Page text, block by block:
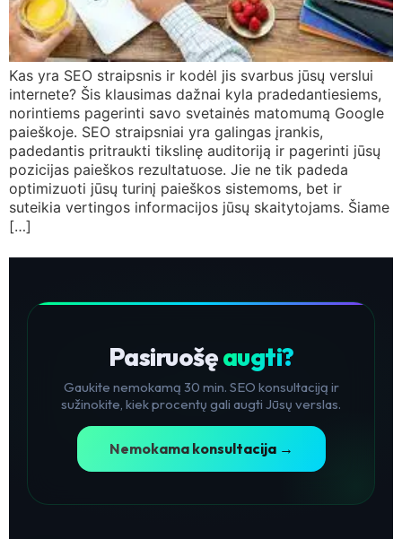
Kas yra SEO straipsnis ir kodėl jis svarbus jūsų verslui
internete? Šis klausimas dažnai kyla pradedantiesiems,
norintiems pagerinti savo svetainės matomumą Google
paieškoje. SEO straipsniai yra galingas įrankis,
padedantis pritraukti tikslinę auditoriją ir pagerinti jūsų
pozicijas paieškos rezultatuose. Jie ne tik padeda
optimizuoti jūsų turinį paieškos sistemoms, bet ir
suteikia vertingos informacijos jūsų skaitytojams. Šiame
[…]
Pasiruošęaugti?
Gaukite nemokamą 30 min. SEO konsultaciją ir
sužinokite, kiek procentų gali augti Jūsų verslas.
Nemokama konsultacija →